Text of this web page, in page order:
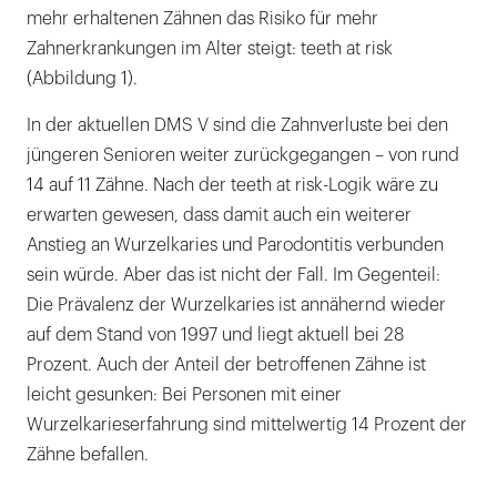
mehr erhaltenen Zähnen das Risiko für mehr
Zahnerkrankungen im Alter steigt: teeth at risk
(Abbildung 1).
In der aktuellen DMS V sind die Zahnverluste bei den
jüngeren Senioren weiter zurückgegangen – von rund
14 auf 11 Zähne. Nach der teeth at risk-Logik wäre zu
erwarten gewesen, dass damit auch ein weiterer
Anstieg an Wurzelkaries und Parodontitis verbunden
sein würde. Aber das ist nicht der Fall. Im Gegenteil:
Die Prävalenz der Wurzelkaries ist annähernd wieder
auf dem Stand von 1997 und liegt aktuell bei 28
Prozent. Auch der Anteil der betroffenen Zähne ist
leicht gesunken: Bei Personen mit einer
Wurzelkarieserfahrung sind mittelwertig 14 Prozent der
Zähne befallen.